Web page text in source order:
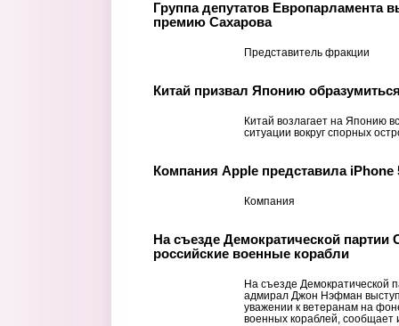
Группа депутатов Европарламента
премию Сахарова
Представитель фракции
Китай призвал Японию
Китай возлагает на Японию
ситуации вокруг спорных
Компания Apple представила iPhone
Компания
На съезде Демократической
российские военные корабли
На съезде Демократической
адмирал Джон Нэфман
уважении к ветеранам на
военных кораблей, сообщает